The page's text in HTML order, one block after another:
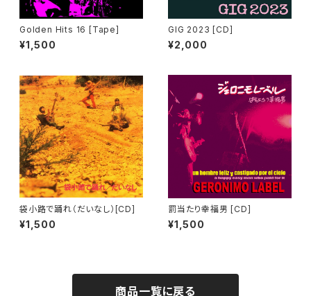
Golden Hits 16 [Tape]
¥1,500
GIG 2023 [CD]
¥2,000
袋小路で踊れ（だいなし）[CD]
¥1,500
罰当たり幸福男 [CD]
¥1,500
商品一覧に戻る